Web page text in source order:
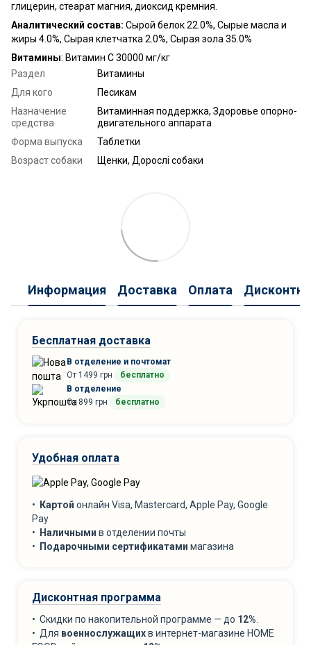
глицерин, стеарат магния, диоксид кремния.
Аналитический состав: Сырой белок 22.0%, Сырые масла и
жиры 4.0%, Сырая клетчатка 2.0%, Сырая зола 35.0%
Витамины: Витамин C 30000 мг/кг
Раздел
Витамины
Для кого
Песикам
Назначение
средства
Витаминная поддержка, Здоровье опорно-
двигательного аппарата
Форма выпуска
Таблетки
Возраст собаки
Щенки, Дорослі собаки
Информация Доставка Оплата
Бесплатная доставка
В отделение и почтомат
От 1499 грн
бесплатно
В отделение
От 899 грн
бесплатно
Удобная оплата
• Картой онлайн Visa, Mastercard, Apple Pay, Google
Pay
•
Наличными в отделении почты
•
Подарочными сертификатами магазина
Дисконтная программа
• Скидки по накопительной программе — до 12%.
• Для военнослужащихв интернет-магазине HOME